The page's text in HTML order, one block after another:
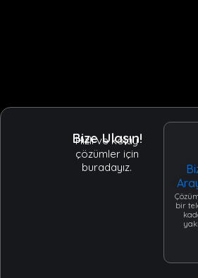
Bize Ulaşın!
Hızlı ve kolay
çözümler için
buradayız.
bir